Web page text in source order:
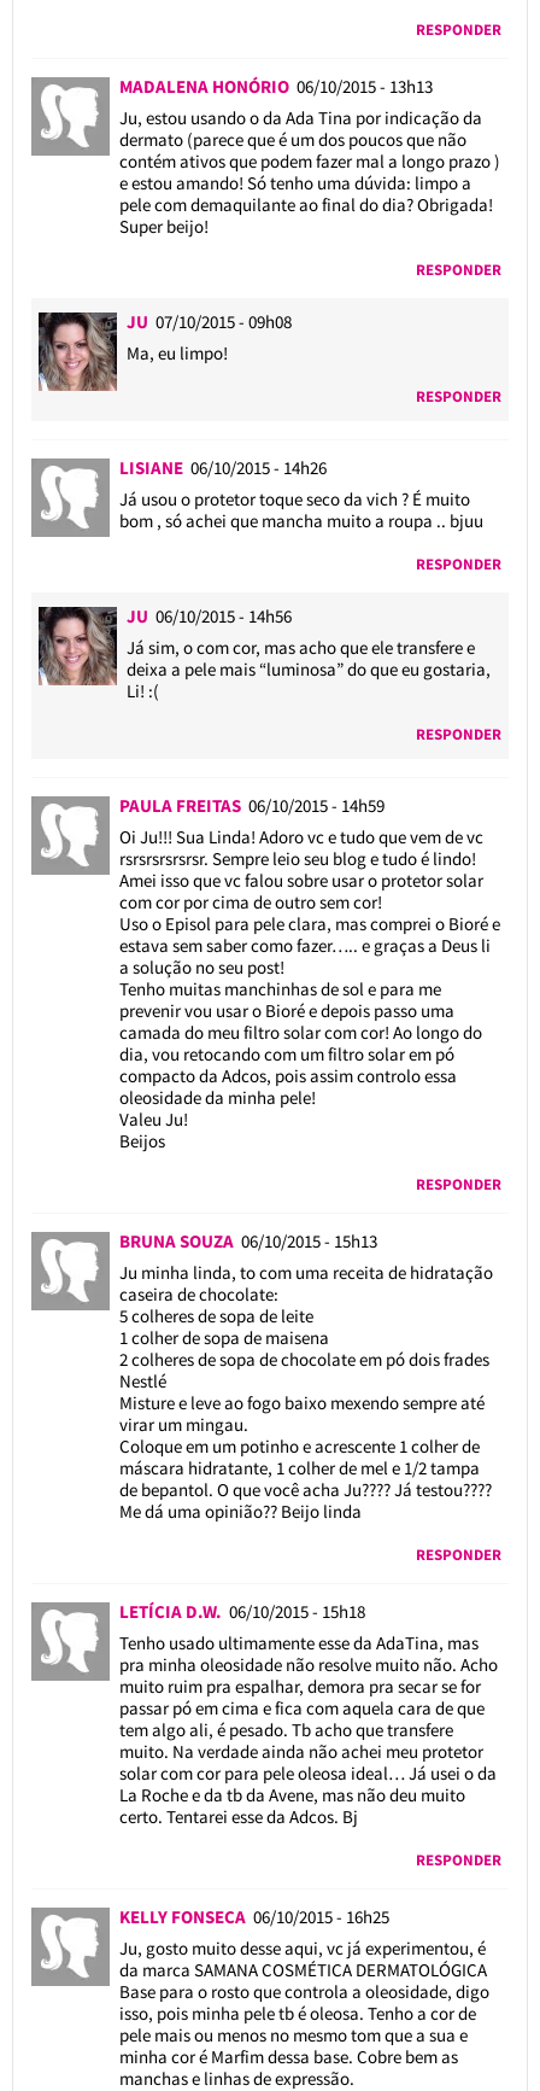
RESPONDER
MADALENA HONÓRIO 06/10/2015 - 13h13
Ju, estou usando o da Ada Tina por indicação da
dermato (parece que é um dos poucos que não
contém ativos que podem fazer mal a longo prazo )
e estou amando! Só tenho uma dúvida: limpo a
pele com demaquilante ao final do dia? Obrigada!
Super beijo!
RESPONDER
JU 07/10/2015 - 09h08
Ma, eu limpo!
RESPONDER
LISIANE 06/10/2015 - 14h26
Já usou o protetor toque seco da vich ? É muito
bom , só achei que mancha muito a roupa .. bjuu
RESPONDER
JU 06/10/2015 - 14h56
Já sim, o com cor, mas acho que ele transfere e
deixa a pele mais “luminosa” do que eu gostaria,
Li! :(
RESPONDER
PAULA FREITAS 06/10/2015 - 14h59
Oi Ju!!! Sua Linda! Adoro vc e tudo que vem de vc
rsrsrsrsrsrsr. Sempre leio seu blog e tudo é lindo!
Amei isso que vc falou sobre usar o protetor solar
com cor por cima de outro sem cor!
Uso o Episol para pele clara, mas comprei o Bioré e
estava sem saber como fazer….. e graças a Deus li
a solução no seu post!
Tenho muitas manchinhas de sol e para me
prevenir vou usar o Bioré e depois passo uma
camada do meu filtro solar com cor! Ao longo do
dia, vou retocando com um filtro solar em pó
compacto da Adcos, pois assim controlo essa
oleosidade da minha pele!
Valeu Ju!
Beijos
RESPONDER
BRUNA SOUZA 06/10/2015 - 15h13
Ju minha linda, to com uma receita de hidratação
caseira de chocolate:
5 colheres de sopa de leite
1 colher de sopa de maisena
2 colheres de sopa de chocolate em pó dois frades
Nestlé
Misture e leve ao fogo baixo mexendo sempre até
virar um mingau.
Coloque em um potinho e acrescente 1 colher de
máscara hidratante, 1 colher de mel e 1/2 tampa
de bepantol. O que você acha Ju???? Já testou????
Me dá uma opinião?? Beijo linda
RESPONDER
LETÍCIA D.W. 06/10/2015 - 15h18
Tenho usado ultimamente esse da AdaTina, mas
pra minha oleosidade não resolve muito não. Acho
muito ruim pra espalhar, demora pra secar se for
passar pó em cima e fica com aquela cara de que
tem algo ali, é pesado. Tb acho que transfere
muito. Na verdade ainda não achei meu protetor
solar com cor para pele oleosa ideal… Já usei o da
La Roche e da tb da Avene, mas não deu muito
certo. Tentarei esse da Adcos. Bj
RESPONDER
KELLY FONSECA 06/10/2015 - 16h25
Ju, gosto muito desse aqui, vc já experimentou, é
da marca SAMANA COSMÉTICA DERMATOLÓGICA
Base para o rosto que controla a oleosidade, digo
isso, pois minha pele tb é oleosa. Tenho a cor de
pele mais ou menos no mesmo tom que a sua e
minha cor é Marfim dessa base. Cobre bem as
manchas e linhas de expressão.